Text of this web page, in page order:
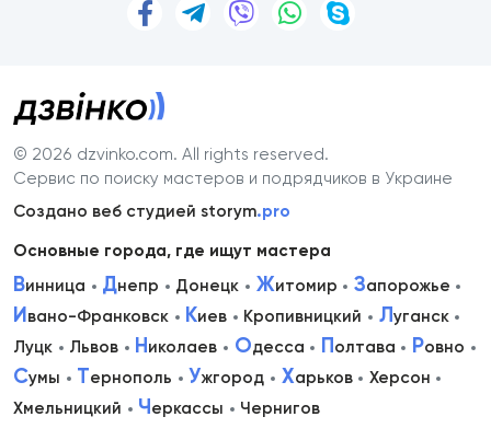
© 2026 dzvinko.com. All rights reserved.
Сервис по поиску мастеров и подрядчиков в Украине
Создано веб студией storym.pro
Основные города, где ищут мастера
Винница Днепр Донецк Житомир Запорожье
Ивано-Франковск Киев Кропивницкий Луганск
Луцк
Львов Николаев Одесса Полтава Ровно
Сумы Тернополь Ужгород Харьков
Херсон
Хмельницкий
Черкассы Чернигов